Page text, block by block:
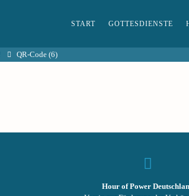
START GOTTESDIENSTE
QR-Code (6)
Hour of Power